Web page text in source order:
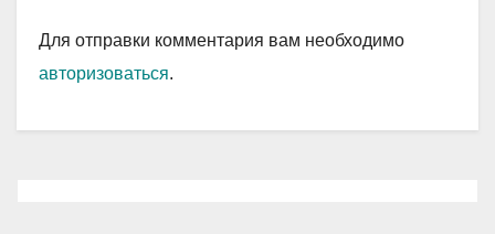
Для отправки комментария вам необходимо
авторизоваться.